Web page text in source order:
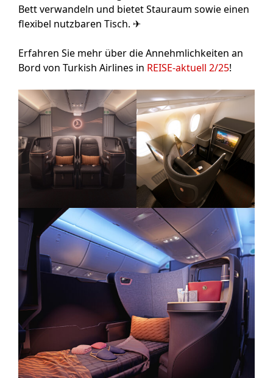
Bett verwandeln und bietet Stauraum sowie einen
flexibel nutzbaren Tisch. ✈
Erfahren Sie mehr über die Annehmlichkeiten an
Bord von Turkish Airlines in REISE-aktuell 2/25!